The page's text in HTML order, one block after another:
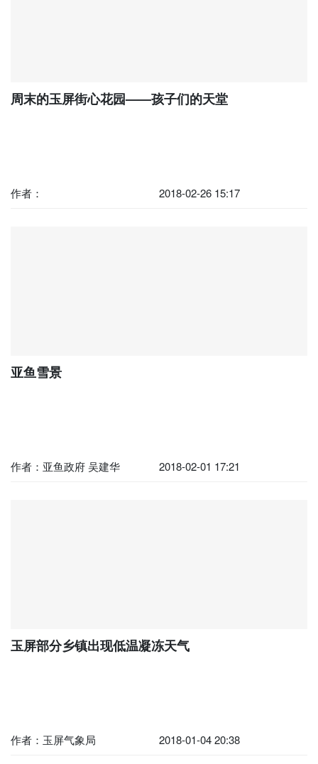
周末的玉屏街心花园——孩子们的天堂
作者： 2018-02-26 15:17
亚鱼雪景
作者：亚鱼政府 吴建华 2018-02-01 17:21
玉屏部分乡镇出现低温凝冻天气
作者：玉屏气象局 2018-01-04 20:38